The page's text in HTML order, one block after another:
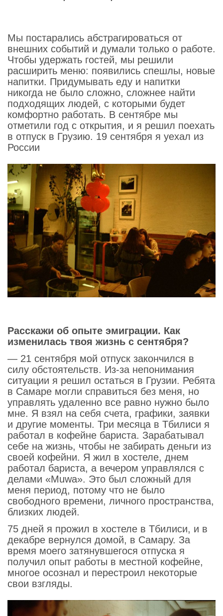
Мы постарались абстрагироваться от
внешних событий и думали только о работе.
Чтобы удержать гостей, мы решили
расширить меню: появились спешлы, новые
напитки. Придумывать еду и напитки
никогда не было сложно, сложнее найти
подходящих людей, с которыми будет
комфортно работать. В сентябре мы
отметили год с открытия, и я решил поехать
в отпуск в Грузию. 19 сентября я уехал из
России
Расскажи об опыте эмиграции. Как
изменилась твоя жизнь с сентября?
— 21 сентября мой отпуск закончился в
силу обстоятельств. Из-за непонимания
ситуации я решил остаться в Грузии. Ребята
в Самаре могли справиться без меня, но
управлять удаленно все равно нужно было
мне. Я взял на себя счета, графики, заявки
и другие моменты. Три месяца в Тбилиси я
работал в кофейне бариста. Зарабатывал
себе на жизнь, чтобы не забирать деньги из
своей кофейни. Я жил в хостеле, днем
работал бариста, а вечером управлялся с
делами «Muwa». Это был сложный для
меня период, потому что не было
свободного времени, личного пространства,
близких людей.
75 дней я прожил в хостеле в Тбилиси, и в
декабре вернулся домой, в Самару. За
время моего затянувшегося отпуска я
получил опыт работы в местной кофейне,
многое осознал и перестроил некоторые
свои взгляды.